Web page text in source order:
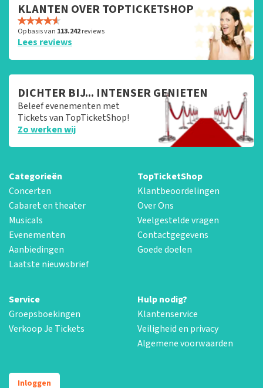
KLANTEN OVER TOPTICKETSHOP
Op basis van 113.242reviews
Lees reviews
DICHTER BIJ... INTENSER GENIETEN
Beleef evenementen met
Tickets van TopTicketShop!
Zo werken wij
Categorieën
Concerten
Cabaret en theater
Musicals
Evenementen
Aanbiedingen
Laatste nieuwsbrief
TopTicketShop
Klantbeoordelingen
Over Ons
Veelgestelde vragen
Contactgegevens
Goede doelen
Service
Groepsboekingen
Verkoop Je Tickets
Hulp nodig?
Klantenservice
Veiligheid en privacy
Algemene voorwaarden
Inloggen